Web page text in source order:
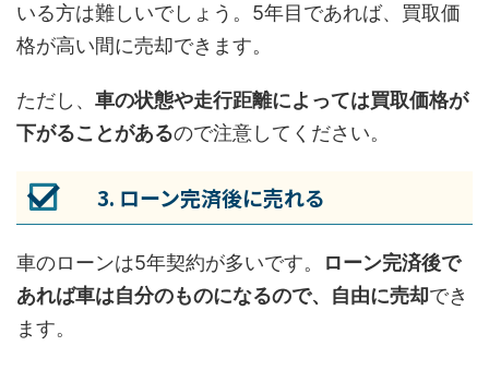
いる方は難しいでしょう。5年目であれば、買取価
格が高い間に売却できます。
ただし、 車の状態や走行距離によっては買取価格が
下がることがあるので注意してください。
3. ローン完済後に売れる
車のローンは5年契約が多いです。
ローン完済後で
あれば車は自分のものになるので、自由に売却でき
ます。